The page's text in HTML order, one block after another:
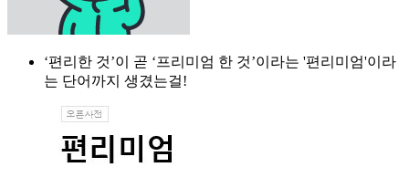
‘편리한 것’이 곧 ‘프리미엄 한 것’이라는 '편리미엄'이라
는 단어까지 생겼는걸!